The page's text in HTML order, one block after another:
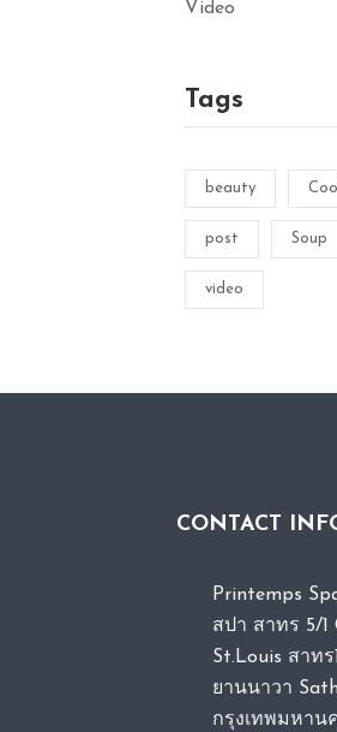
Video
Tags
beauty
post Soup
video
CONTACT
Printemps
สปา สาทร 5/1
St.Louis สาท
ยานนาวา
กรุงเทพมหานค